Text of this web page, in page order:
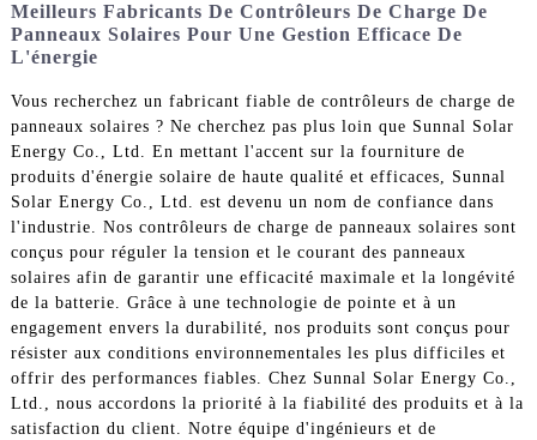
Meilleurs Fabricants De Contrôleurs De Charge De
Panneaux Solaires Pour Une Gestion Efficace De
L'énergie
Vous recherchez un fabricant fiable de contrôleurs de charge de
panneaux solaires ? Ne cherchez pas plus loin que Sunnal Solar
Energy Co., Ltd. En mettant l'accent sur la fourniture de
produits d'énergie solaire de haute qualité et efficaces, Sunnal
Solar Energy Co., Ltd. est devenu un nom de confiance dans
l'industrie. Nos contrôleurs de charge de panneaux solaires sont
conçus pour réguler la tension et le courant des panneaux
solaires afin de garantir une efficacité maximale et la longévité
de la batterie. Grâce à une technologie de pointe et à un
engagement envers la durabilité, nos produits sont conçus pour
résister aux conditions environnementales les plus difficiles et
offrir des performances fiables. Chez Sunnal Solar Energy Co.,
Ltd., nous accordons la priorité à la fiabilité des produits et à la
satisfaction du client. Notre équipe d'ingénieurs et de